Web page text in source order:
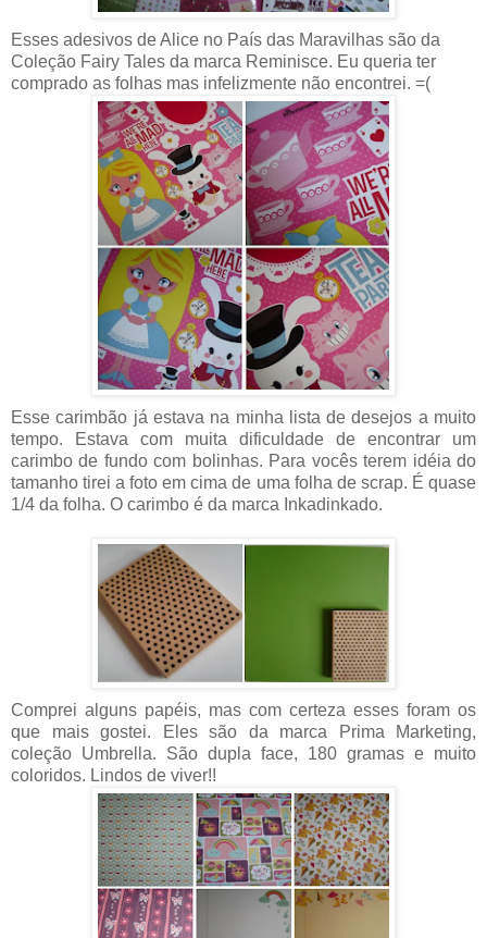
Esses adesivos de Alice no País das Maravilhas são da
Coleção Fairy Tales da marca Reminisce. Eu queria ter
comprado as folhas mas infelizmente não encontrei. =(
Esse carimbão já estava na minha lista de desejos a muito
tempo. Estava com muita dificuldade de encontrar um
carimbo de fundo com bolinhas. Para vocês terem idéia do
tamanho tirei a foto em cima de uma folha de scrap. É quase
1/4 da folha. O carimbo é da marca Inkadinkado.
Comprei alguns papéis, mas com certeza esses foram os
que mais gostei. Eles são da marca Prima Marketing,
coleção Umbrella. São dupla face, 180 gramas e muito
coloridos. Lindos de viver!!